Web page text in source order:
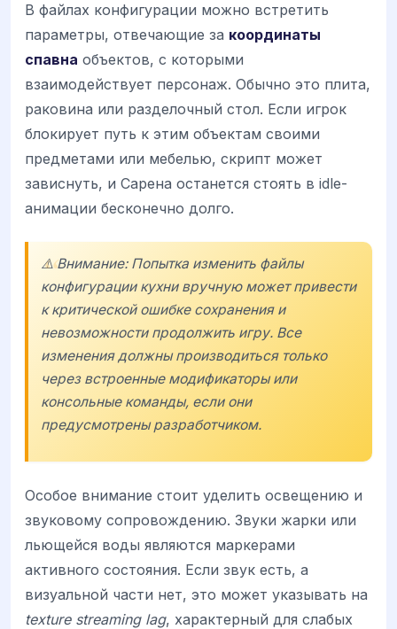
В файлах конфигурации можно встретить
параметры, отвечающие за координаты
спавна объектов, с которыми
взаимодействует персонаж. Обычно это плита,
раковина или разделочный стол. Если игрок
блокирует путь к этим объектам своими
предметами или мебелью, скрипт может
зависнуть, и Сарена останется стоять в idle-
анимации бесконечно долго.
⚠️ Внимание: Попытка изменить файлы
конфигурации кухни вручную может привести
к критической ошибке сохранения и
невозможности продолжить игру. Все
изменения должны производиться только
через встроенные модификаторы или
консольные команды, если они
предусмотрены разработчиком.
Особое внимание стоит уделить освещению и
звуковому сопровождению. Звуки жарки или
льющейся воды являются маркерами
активного состояния. Если звук есть, а
визуальной части нет, это может указывать на
texture streaming lag, характерный для слабых